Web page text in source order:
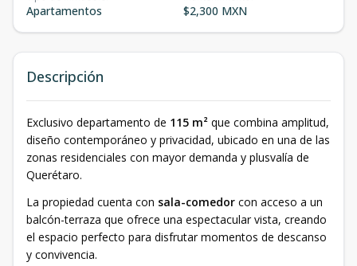
Apartamentos $2,300 MXN
Descripción
Exclusivo departamento de 115 m² que combina amplitud,
diseño contemporáneo y privacidad, ubicado en una de las
zonas residenciales con mayor demanda y plusvalía de
Querétaro.
La propiedad cuenta con sala-comedor con acceso a un
balcón-terraza que ofrece una espectacular vista, creando
el espacio perfecto para disfrutar momentos de descanso
y convivencia.